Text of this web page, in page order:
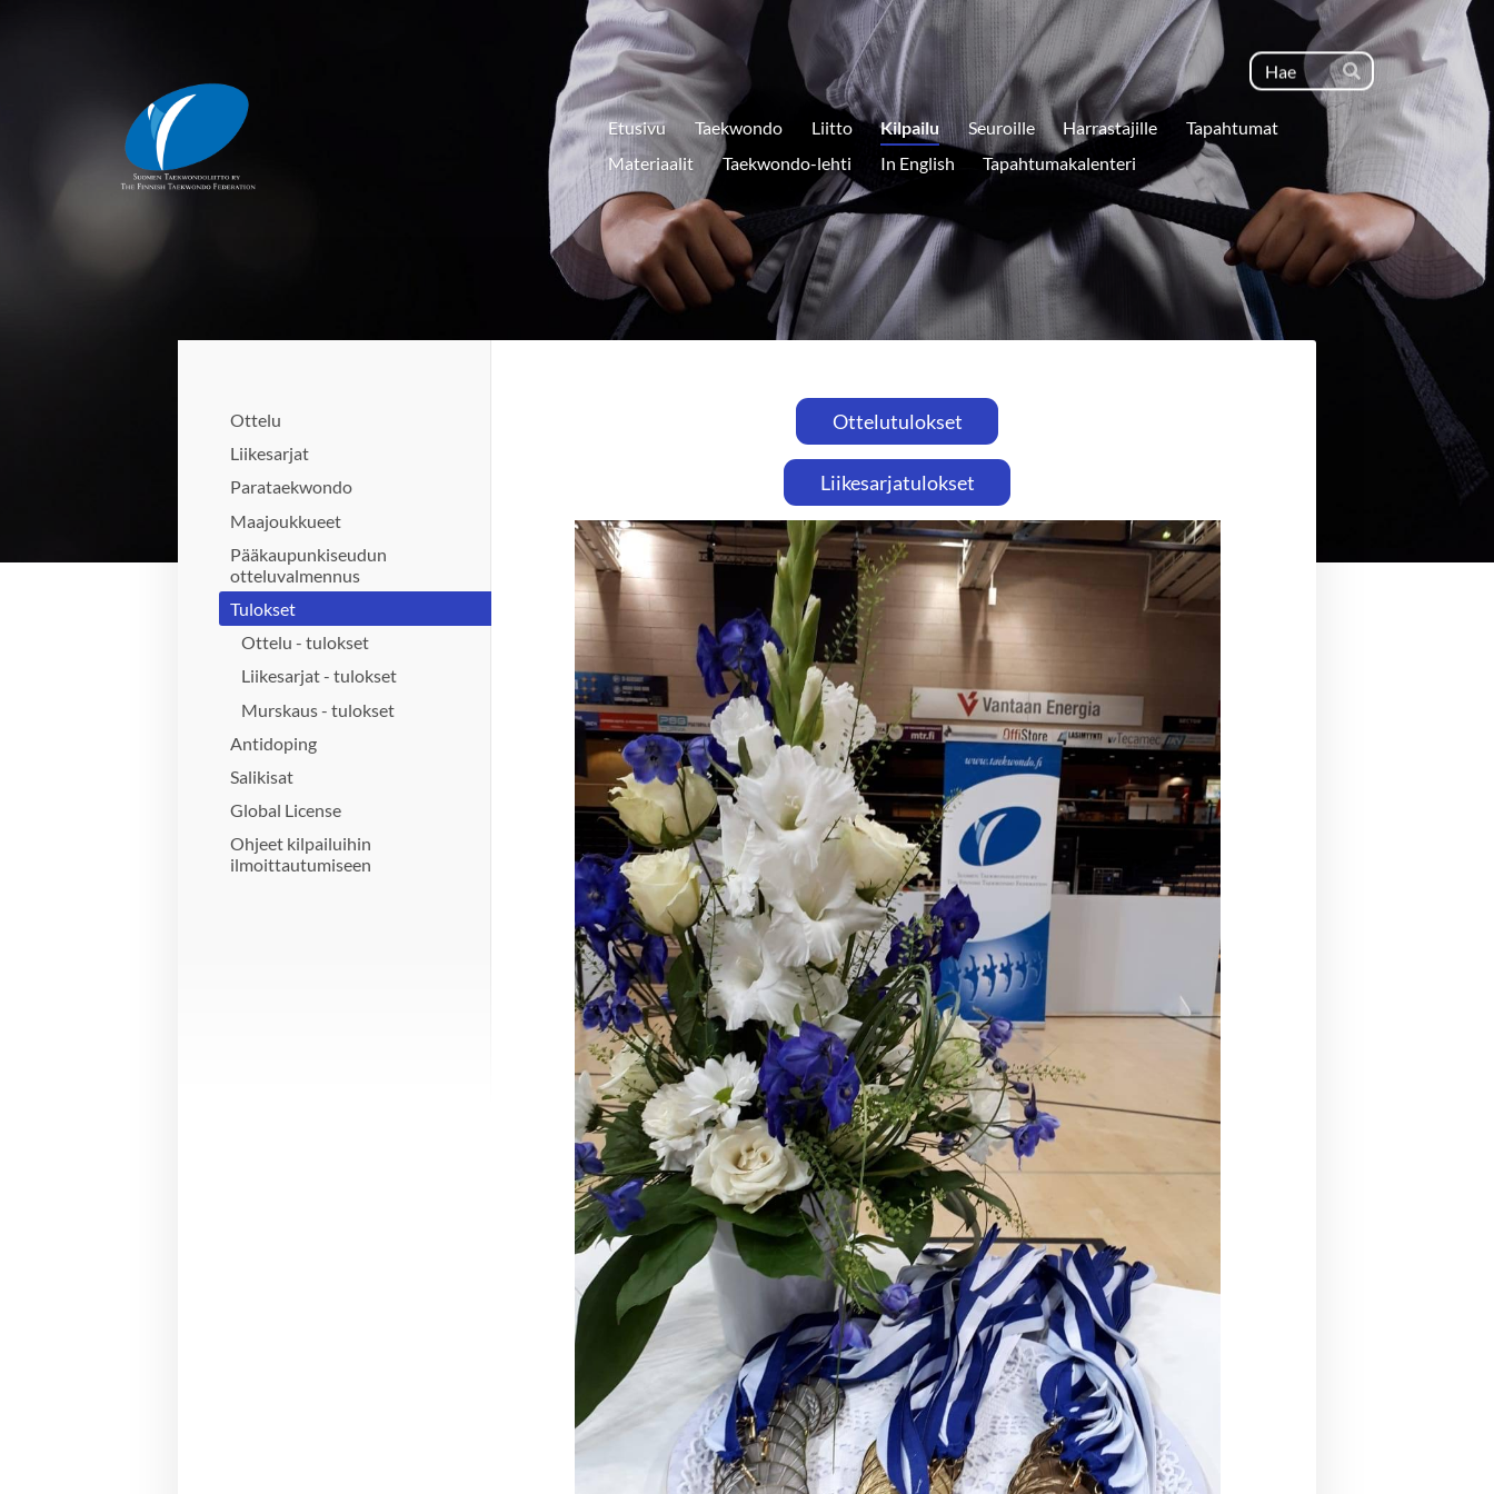
Haku
Hae
Suomen Taekwondoliitto ry
Etusivu Taekwondo Liitto Kilpailu Seuroille Harrastajille
Tapahtumat
Materiaalit
Taekwondo-lehti In English Tapahtumakalenteri
Ottelu
Liikesarjat
Parataekwondo
Maajoukkueet
Pääkaupunkiseudun
otteluvalmennus
Tulokset
Ottelu - tulokset
Liikesarjat - tulokset
Murskaus - tulokset
Antidoping
Salikisat
Global License
Ohjeet kilpailuihin
ilmoittautumiseen
Ottelutulokset
Liikesarjatulokset